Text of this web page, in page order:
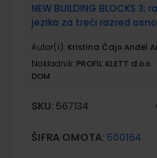
NEW BUILDING BLOCKS
jezika za treći razred
Autor(i): Kristina Čajo Anđel
Nakladnik: PROFIL KLETT d.o.o.
DOM
SKU: 567134
ŠIFRA OMOTA: 500164